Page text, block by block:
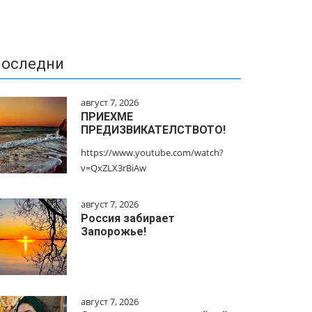
август 7, 2026
ПРИЕХМЕ
ПРЕДИЗВИКАТЕЛСТВОТО!
https://www.youtube.com/watch?
v=QxZLX3rBiAw
август 7, 2026
Россия забирает
Запорожье!
август 7, 2026